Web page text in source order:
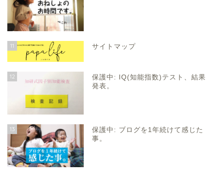
11 サイトマップ
12
保護中: IQ(知能指数)テスト、結果
発表。
13
保護中: ブログを1年続けて感じた
事。